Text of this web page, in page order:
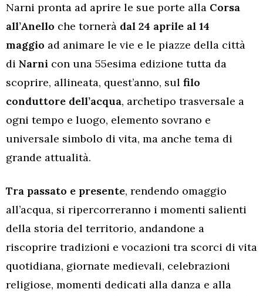
Narni pronta ad aprire le sue porte alla Corsa
all’Anello che tornerà dal 24 aprile al 14
maggio ad animare le vie e le piazze della città
di Narni con una 55esima edizione tutta da
scoprire, allineata, quest’anno, sul filo
conduttore dell’acqua, archetipo trasversale a
ogni tempo e luogo, elemento sovrano e
universale simbolo di vita, ma anche tema di
grande attualità.
Tra passato e presente, rendendo omaggio
all’acqua, si ripercorreranno i momenti salienti
della storia del territorio, andandone a
riscoprire tradizioni e vocazioni tra scorci di vita
quotidiana, giornate medievali, celebrazioni
religiose, momenti dedicati alla danza e alla